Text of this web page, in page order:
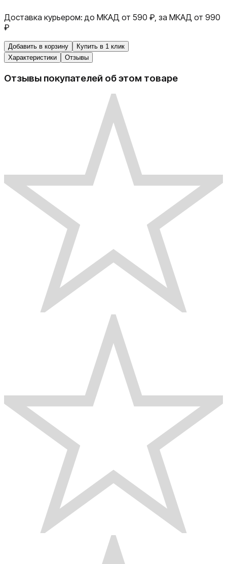
Доставка курьером: до МКАД от 590 ₽, за МКАД от 990
₽
Добавить в корзину
Купить в 1 клик
Характеристики
Отзывы
Отзывы покупателей об этом товаре